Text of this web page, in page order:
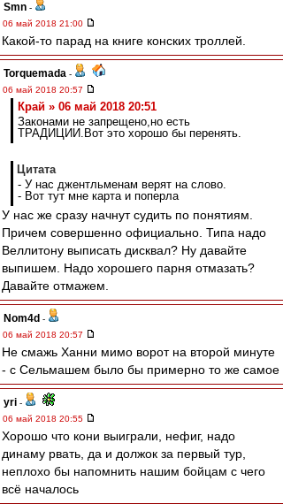
Smn -
06 май 2018 21:00
Какой-то парад на книге конских троллей.
Torquemada -
06 май 2018 20:57
Край » 06 май 2018 20:51
Законами не запрещено,но есть
ТРАДИЦИИ.Вот это хорошо бы перенять.
Цитата
- У нас джентльменам верят на слово.
- Вот тут мне карта и поперла
У нас же сразу начнут судить по понятиям.
Причем совершенно официально. Типа надо
Веллитону выписать дисквал? Ну давайте
выпишем. Надо хорошего парня отмазать?
Давайте отмажем.
Nom4d -
06 май 2018 20:57
Не смажь Ханни мимо ворот на второй минуте
- с Сельмашем было бы примерно то же самое
yri -
06 май 2018 20:55
Хорошо что кони выиграли, нефиг, надо
динаму рвать, да и должок за первый тур,
неплохо бы напомнить нашим бойцам с чего
всё началось